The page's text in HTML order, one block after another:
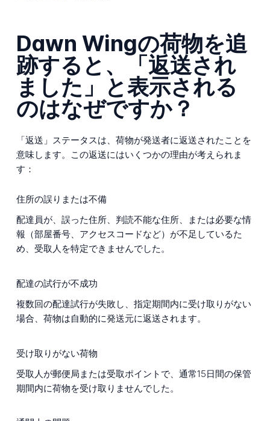
Dawn Wingの荷物を追
跡すると、「返送され
ました」と表示される
のはなぜですか？
「返送」ステータスは、荷物が発送者に返送されたことを
意味します。この返送にはいくつかの理由が考えられま
す：
住所の誤りまたは不備
配達員が、誤った住所、判読不能な住所、または必要な情
報（部屋番号、アクセスコードなど）が不足しているた
め、受取人を特定できませんでした。
配達の試行が不成功
複数回の配達試行が失敗し、指定期間内に受け取りがない
場合、荷物は自動的に発送元に返送されます。
受け取りがない荷物
受取人が郵便局または受取ポイントで、通常15日間の保管
期間内に荷物を受け取りませんでした。